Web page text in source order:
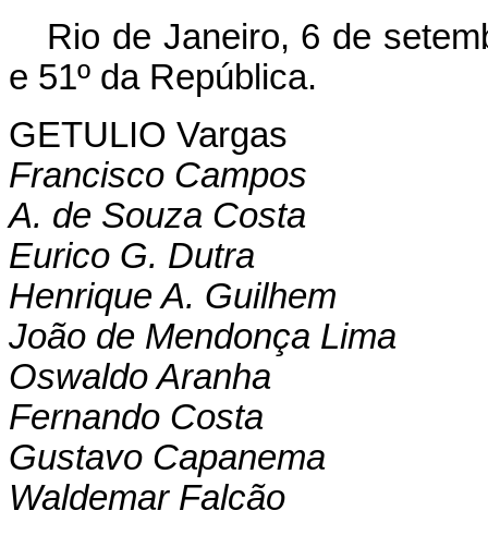
Rio de Janeiro, 6 de
e 51º da República.
GETULIO Vargas
Francisco Campos
A. de Souza Costa
Eurico G. Dutra
Henrique A. Guilhem
João de Mendonça Lima
Oswaldo Aranha
Fernando Costa
Gustavo Capanema
Waldemar Falcão